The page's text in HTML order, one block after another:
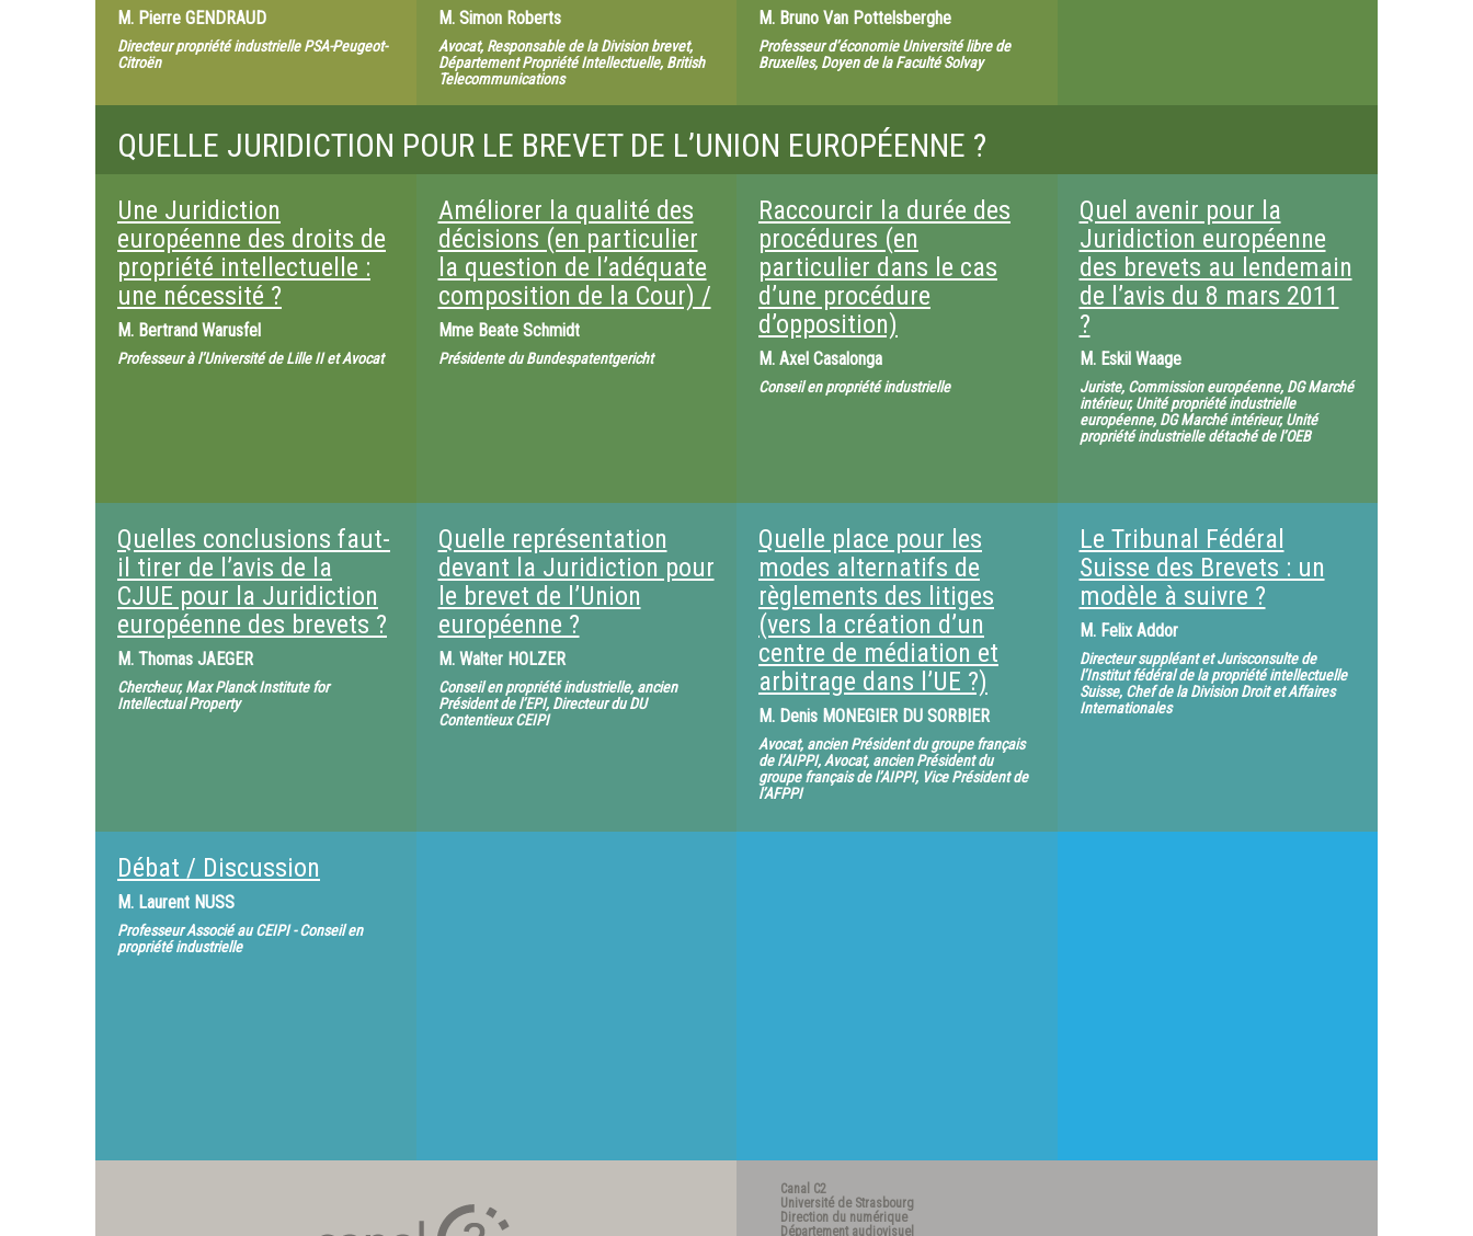
M. Pierre GENDRAUD
Directeur propriété industrielle PSA-Peugeot-
Citroën
M. Simon Roberts
Avocat, Responsable de la Division brevet,
Département Propriété Intellectuelle, British
Telecommunications
M. Bruno Van Pottelsberghe
Professeur d’économie Université libre de
Bruxelles, Doyen de la Faculté Solvay
QUELLE JURIDICTION POUR LE BREVET DE L’UNION EUROPÉENNE ?
Une Juridiction
européenne des droits de
propriété intellectuelle :
une nécessité ?
M. Bertrand Warusfel
Professeur à l’Université de Lille II et Avocat
Améliorer la qualité des
décisions (en particulier
la question de l’adéquate
composition de la Cour) /
Mme Beate Schmidt
Présidente du Bundespatentgericht
Raccourcir la durée des
procédures (en
particulier dans le cas
d’une procédure
d’opposition)
M. Axel Casalonga
Conseil en propriété industrielle
Quel avenir pour la
Juridiction européenne
des brevets au lendemain
de l’avis du 8 mars 2011
?
M. Eskil Waage
Juriste, Commission européenne, DG Marché
intérieur, Unité propriété industrielle
européenne, DG Marché intérieur, Unité
propriété industrielle détaché de l’OEB
Quelles conclusions faut-
il tirer de l’avis de la
CJUE pour la Juridiction
européenne des brevets ?
M. Thomas JAEGER
Chercheur, Max Planck Institute for
Intellectual Property
Quelle représentation
devant la Juridiction pour
le brevet de l’Union
européenne ?
M. Walter HOLZER
Conseil en propriété industrielle, ancien
Président de l’EPI, Directeur du DU
Contentieux CEIPI
Quelle place pour les
modes alternatifs de
règlements des litiges
(vers la création d’un
centre de médiation et
arbitrage dans l’UE ?)
M. Denis MONEGIER DU SORBIER
Avocat, ancien Président du groupe français
de l’AIPPI, Avocat, ancien Président du
groupe français de l’AIPPI, Vice Président de
l’AFPPI
Le Tribunal Fédéral
Suisse des Brevets : un
modèle à suivre ?
M. Felix Addor
Directeur suppléant et Jurisconsulte de
l’Institut fédéral de la propriété intellectuelle
Suisse, Chef de la Division Droit et Affaires
Internationales
Débat / Discussion
M. Laurent NUSS
Professeur Associé au CEIPI - Conseil en
propriété industrielle
Canal C2
Université de Strasbourg
Direction du numérique
Département audiovisuel